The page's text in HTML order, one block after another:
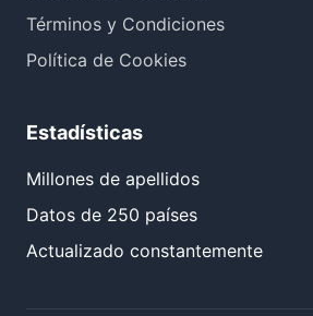
Términos y Condiciones
Política de Cookies
Estadísticas
Millones de apellidos
Datos de 250 países
Actualizado constantemente